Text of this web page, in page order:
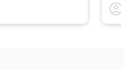
account_circle